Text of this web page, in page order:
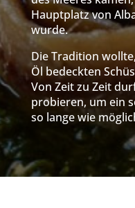
Hauptplatz von
wurde.
Die Tradition
Öl bedeckten
Von Zeit zu Zeit
probieren, um ein
so lange wie